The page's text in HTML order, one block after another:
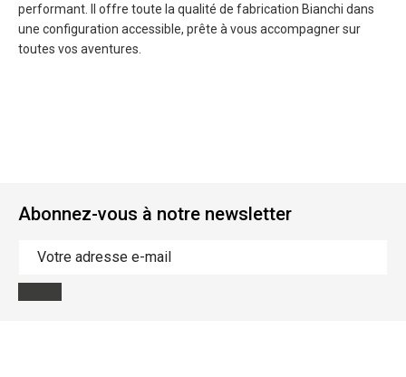
performant. Il offre toute la qualité de fabrication Bianchi dans
une configuration accessible, prête à vous accompagner sur
toutes vos aventures.
Abonnez-vous à notre newsletter